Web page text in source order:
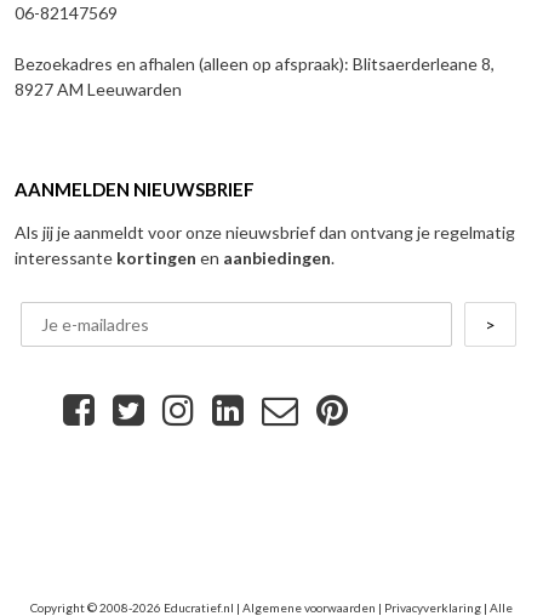
06-82147569
Bezoekadres en afhalen (alleen op afspraak): Blitsaerderleane 8,
8927 AM Leeuwarden
AANMELDEN NIEUWSBRIEF
Als jij je aanmeldt voor onze nieuwsbrief dan ontvang je regelmatig
interessante kortingen en aanbiedingen.
Copyright © 2008-2026 Educratief.nl | Algemene voorwaarden | Privacyverklaring | Alle